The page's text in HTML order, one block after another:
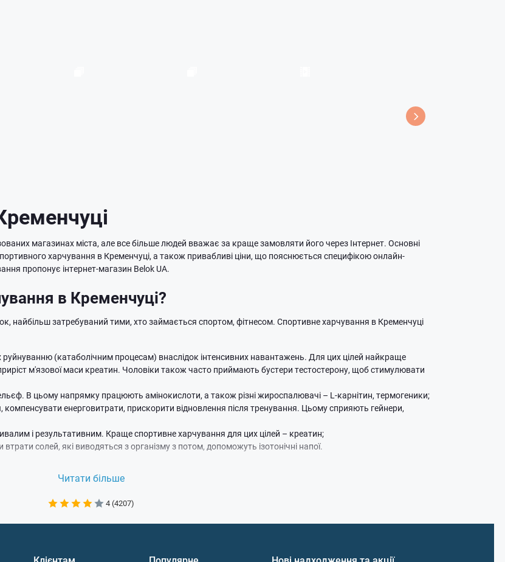
магазинах міста, але все більше людей вважає за краще замовляти його через Інтернет. Основні
харчування в Кременчуці, а також привабливі ціни, що пояснюється специфікою онлайн-
пропонує інтернет-магазин Belok UA.
в Кременчуці?
найбільш затребуваний тими, хто займається спортом, фітнесом. Спортивне харчування в Кременчуці
руйнуванню (катаболічним процесам) внаслідок інтенсивних навантажень. Для цих цілей найкраще
м'язової маси креатин. Чоловіки також часто приймають бустери тестостерону, щоб стимулювати
В цьому напрямку працюють амінокислоти, а також різні жироспалювачі – L-карнітин, термогеники;
компенсувати енерговитрати, прискорити відновлення після тренування. Цьому сприяють гейнери,
і результативним. Краще спортивне харчування для цих цілей – креатин;
солей, які виводяться з організму з потом, допоможуть ізотонічні напої.
виключені. Для людей, які піддаються інтенсивним навантаженням, також важливі різні добавки для
Belok UA варто з ряду причин:
Читати більше
4 (4207)